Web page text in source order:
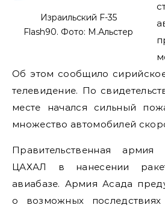
Израильский F-35
Flash90. Фото: М.Альстер
Об этом сообщило
телевидение. По
месте начался сильный
множество автомобилей
Правительственная
ЦАХАЛ в нанесении
авиабазе. Армия Асада
о возможных